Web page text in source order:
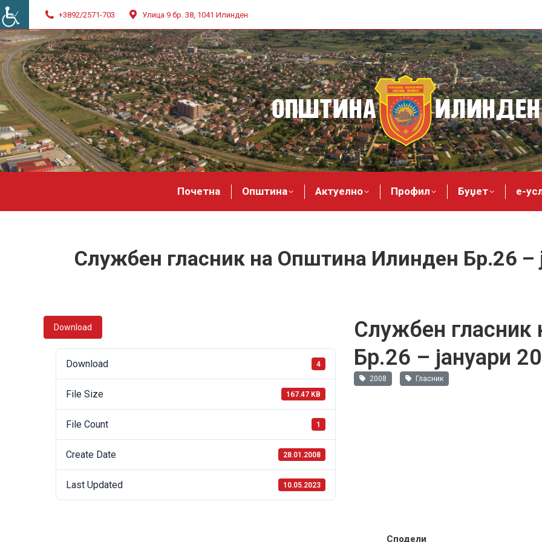
+3892/2571-703 Улица 9 бр. 38, 1041 Илинден
Почетна Општина Актуелно Профил Буџет е-
Службен гласник на Општина Илинден Бр.26 –
Download
Download 4
File Size 167.47 KB
File Count 1
Create Date 28.01.2008
Last Updated 10.05.2023
Службен
Бр.26 – јануари
2008 Гласник
Сподели